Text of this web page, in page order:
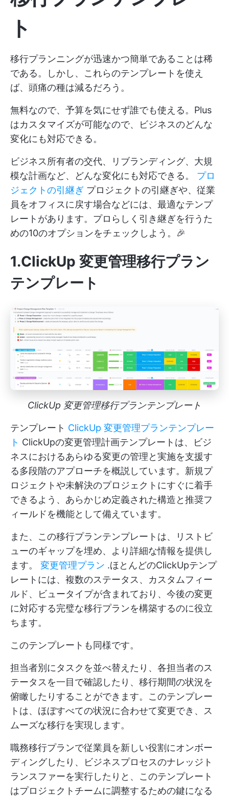
ト
移行プランニングが迅速かつ簡単であることは稀
である。しかし、これらのテンプレートを使え
ば、頭痛の種は減るだろう。
無料なので、予算を気にせず誰でも使える。Plus
はカスタマイズが可能なので、ビジネスのどんな
変化にも対応できる。
ビジネス所有者の交代、リブランディング、大規
模な計画など、どんな変化にも対応できる。 プロ
ジェクトの引継ぎ プロジェクトの引継ぎや、従業
員をオフィスに戻す場合などには、最適なテンプ
レートがあります。プロらしく引き継ぎを行うた
めの10のオプションをチェックしよう。🎉
1.ClickUp 変更管理移行プラン
テンプレート
ClickUp 変更管理移行プランテンプレート
テンプレート ClickUp 変更管理プランテンプレー
ト ClickUpの変更管理計画テンプレートは、ビジ
ネスにおけるあらゆる変更の管理と実施を支援す
る多段階のアプローチを概説しています。新規プ
ロジェクトや未解決のプロジェクトにすぐに着手
できるよう、あらかじめ定義された構造と推奨フ
ィールドを機能として備えています。
また、この移行プランテンプレートは、リストビ
ューのギャップを埋め、より詳細な情報を提供し
ます。 変更管理プラン .ほとんどのClickUpテンプ
レートには、複数のステータス、カスタムフィー
ルド、ビュータイプが含まれており、今後の変更
に対応する完璧な移行プランを構築するのに役立
ちます。
このテンプレートも同様です。
担当者別にタスクを並べ替えたり、各担当者のス
テータスを一目で確認したり、移行期間の状況を
俯瞰したりすることができます。このテンプレー
トは、ほぼすべての状況に合わせて変更でき、ス
ムーズな移行を実現します。
職務移行プランで従業員を新しい役割にオンボー
ディングしたり、ビジネスプロセスのナレッジト
ランスファーを実行したりと、このテンプレート
はプロジェクトチームに調整するための鍵になる